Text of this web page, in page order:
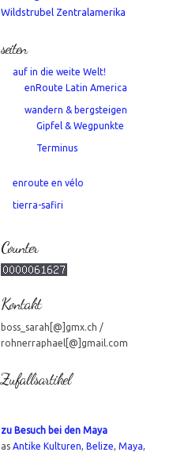
Wildstrubel Zentralamerika
seiten
auf in die weite Welt!
enRoute Latin America
wandern & bergsteigen
Gipfel & Wegpunkte
Terminus
enroute en vélo
tierra-safiri
Counter
Kontakt
boss_sarah[@]gmx.ch /
rohnerraphael[@]gmail.com
Zufallsartikel
zu Besuch bei den Maya
as Antike Kulturen, Belize, Maya,